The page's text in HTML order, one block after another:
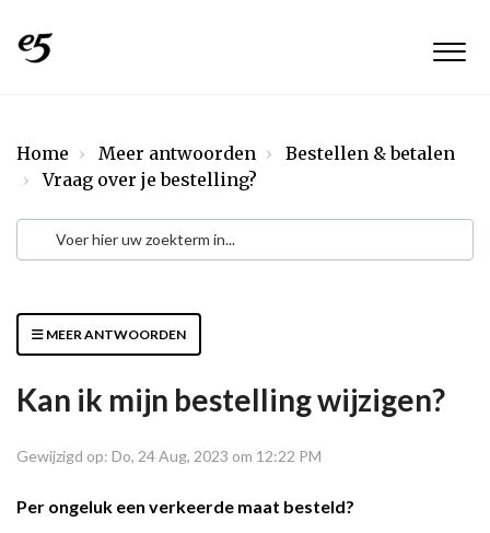
Home Meer antwoorden
Bestellen & betalen
Vraag over je bestelling?
MEER ANTWOORDEN
Kan ik mijn bestelling wijzigen?
Gewijzigd op: Do, 24 Aug, 2023 om 12:22 PM
Per ongeluk een verkeerde maat besteld?